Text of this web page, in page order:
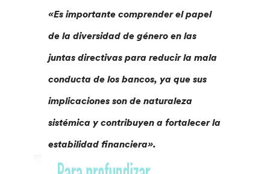
«Es importante comprender el papel
de la diversidad de género en las
juntas directivas para reducir la mala
conducta de los bancos, ya que sus
implicaciones son de naturaleza
sistémica y contribuyen a fortalecer la
estabilidad financiera».